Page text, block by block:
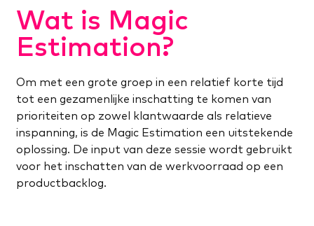
Wat is Magic
Estimation?
Om met een grote groep in een relatief korte tijd
tot een gezamenlijke inschatting te komen van
prioriteiten op zowel klantwaarde als relatieve
inspanning, is de Magic Estimation een uitstekende
oplossing. De input van deze sessie wordt gebruikt
voor het inschatten van de werkvoorraad op een
productbacklog.